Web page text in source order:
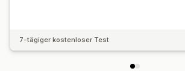
7-tägiger kostenloser Test